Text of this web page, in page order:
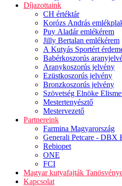
Díjazottaink
CH értéktár
Korózs András
Puy Aladár emlékérem
Jilly Bertalan emlékérem
A Kutyás Sportért
Babérkoszorús
Aranykoszorús jelvény
Ezüstkoszorús jelvény
Bronzkoszorús jelvény
Szövetség Elnöke
Mestertenyésztő
Mestervezető
Partnereink
Farmina Magyarország
Generali Petcare - DBX
Rebiopet
ONE
FCI
Magyar kutyafajták
Kapcsolat